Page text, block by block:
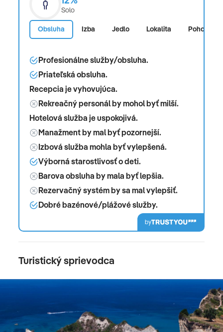
Solo
Obsluha Izba Jedlo Lokalita Pohodlie
Profesionálne služby/obsluha.
Priateľská obsluha.
Recepcia je vyhovujúca.
Rekreačný personál by mohol byť milší.
Hotelová služba je uspokojivá.
Manažment by mal byť pozornejší.
Izbová služba mohla byť vylepšená.
Výborná starostlivosť o deti.
Barova obsluha by mala byť lepšia.
Rezervačný systém by sa mal vylepšiť.
Dobré bazénové/plážové služby.
by
Turistický sprievodca